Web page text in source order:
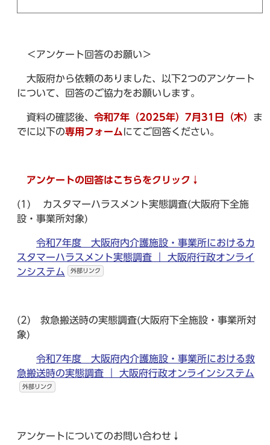
＜アンケート回答のお願い＞
大阪府から依頼のありました、以下2つのアンケート
について、回答のご協力をお願いします。
資料の確認後、 令和7年（2025年）7月31日（木） ま
でに以下の専用フォーム にてご回答ください。
アンケートの 回答はこちらをクリック↓
(1) カスタマーハラスメント実態調査(大阪府下全施
設・事業所対象)
令和7年度 大阪府内介護施設・事業所におけるカ
スタマーハラスメント実態調査 ｜ 大阪府行政オンライ
ンシステム
外部リンク
(2) 救急搬送時の実態調査(大阪府下全施設・事業所対
象)
令和7年度 大阪府内介護施設・事業所における救
急搬送時の実態調査 ｜ 大阪府行政オンラインシステム
外部リンク
アンケートについてのお問い合わせ↓